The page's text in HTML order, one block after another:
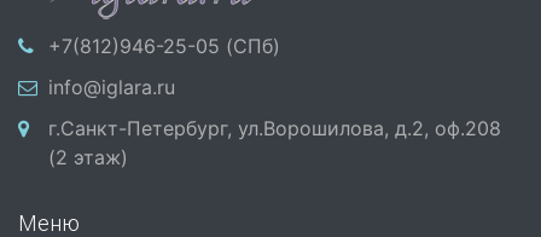
+7(812)946-25-05 (СПб)
info@iglara.ru
г.Санкт-Петербург, ул.Ворошилова, д.2, оф.208
(2 этаж)
Меню